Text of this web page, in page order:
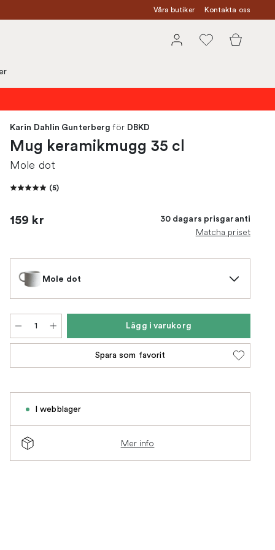
Våra butiker Kontakta oss
Karin Dahlin Gunterberg för DBKD
Mug keramikmugg 35 cl
Mole dot
(5)
159 kr 30 dagars prisgaranti
Matcha priset
Mole dot
Lägg i varukorg
Spara som favorit
I webblager
Mer info